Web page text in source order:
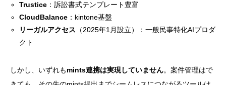
Trustice ：訴訟書式テンプレート豊富
CloudBalance ：kintone基盤
リーガルアクセス （2025年1月設立）：一般民事特化AIプロダ
クト
しかし、いずれもmints連携は実現していません。案件管理はで